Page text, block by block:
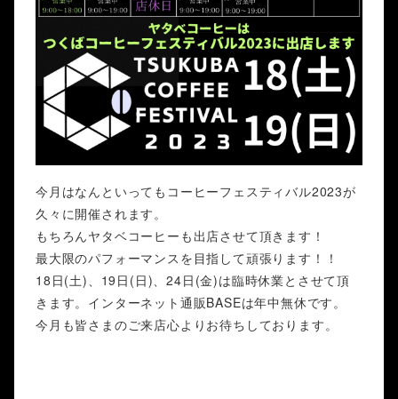
今月はなんといってもコーヒーフェスティバル2023が
久々に開催されます。
もちろんヤタベコーヒーも出店させて頂きます！
最大限のパフォーマンスを目指して頑張ります！！
18日(土)、19日(日)、24日(金)は臨時休業とさせて頂
きます。インターネット通販BASEは年中無休です。
今月も皆さまのご来店心よりお待ちしております。